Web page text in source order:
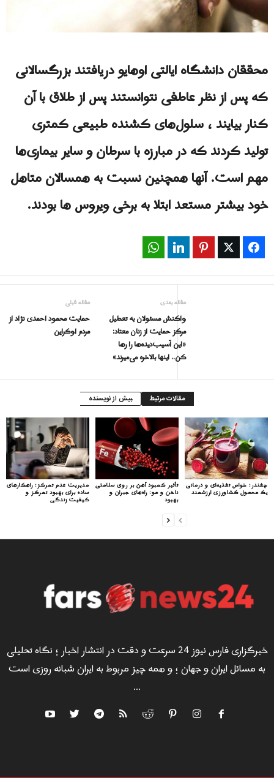
محققان دانشگاه ایالتی اوهایو دریافتند بزرگسالانی
که پس از نظر عاطفی نتوانستند پس از طلاق‌ با آن
کنار بیایند ، سلول‌های کشنده طبیعی کمتری
تولید کردند که در مبارزه با سرطان و سایر بیماری‌ها
مهم است. آنها همچنین نسبت به همسالان متاهل
خود بیشتر مستعد ابتلا به برخی ویروس ها بودند.
Facebook
Twitter
Pinterest
LinkedIn
مقاله قبلی
حمایت محمود احمدی نژاد از
مردم اوکراین
مقاله بعدی
واکنش مسئولان به تعطیل
مرکز حمایت از زنان معتاد:
«این آسیب‌دیده‌ها را رها
کن.. اینها بالاخره می‌میرند»
مقالات مرتبط بیش از نویسنده
مدیریت عدم تمرکز: راهکارهای
ساده برای بهبود تمرکز و
کیفیت زندگی
تأثیر کمبود آهن بر روی سلامتی
ناخن و مو: راه‌های جبران و
بهبود
چغندر: خواص تغذیه‌ای و درمانی
یک محصول کشاورزی ارزشمند
خبرگزاری فارس نیوز 24 سرعت و دقت در انتشار اخبار ؛ نگاه تحلیلی
به مسائل ایران و جهان ؛ و همه چیز مربوط به ایران شبانه روزی است
...